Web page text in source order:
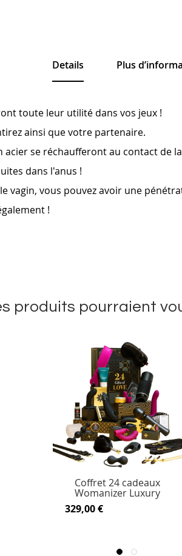
Details
toute leur utilité dans vos jeux !
ainsi que votre partenaire.
acier se réchaufferont au contact de
dans l'anus !
vagin, vous pouvez avoir une
!
Plus
produits pourraient
Coffret 24 cadeaux
Womanizer Luxury
329,00 €